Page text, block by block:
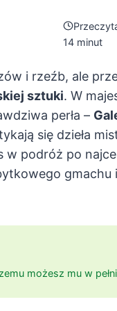
14 minut
i rzeźb, ale
sztuki. W
perła –
się dzieła
w podróż po
gmachu
możesz mu w